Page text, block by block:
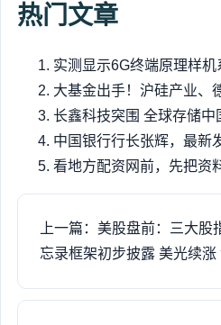
热门文章
实测显示6G终端原理样
大基金出手！沪硅产业、
长鑫科技突围 全球存储中
中国银行行长张辉，最新
看地方配资网前，先把资
上一篇：美股盘前：三大
忘录框架初步披露 美光续涨